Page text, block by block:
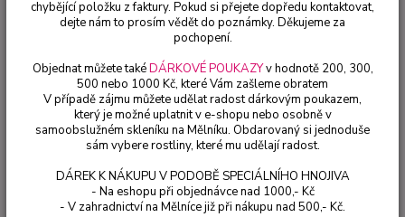
Souhlas se zpracováním osobních
údajů pro účely diskuzních
příspěvků a komentářů
Udělujete tímto souhlas ……………..., se sídlem ………………, IČ
………………., zapsaná u ………………… , oddíl …, vložka …..(dále jen
„Správce“ ), aby ve smyslu nařízení Evropského parlamentu
a Rady (EU) č. 2016/679 o ochraně fyzických osob v
souvislosti se zpracováním osobních údajů a o volném
pohybu těchto údajů a o zrušení směrnice 95/46/ES (obecné
chybějící položku z faktury. Pokud si přejete dopředu kontaktovat,
dejte nám to prosím vědět do poznámky. Děkujeme za
pochopení.
Objednat můžete takéDÁRKOVÉ POUKAZYv hodnotě 200, 300,
500 nebo 1000 Kč, které Vám zašleme obratem
V případě zájmu můžete udělat radost dárkovým poukazem,
který je možné uplatnit v e-shopu nebo osobně v
samoobslužném skleníku na Mělníku. Obdarovaný si jednoduše
sám vybere rostliny, které mu udělají radost.
DÁREK K NÁKUPU V PODOBĚ SPECIÁLNÍHO HNOJIVA
- Na eshopu při objednávce nad 1000,- Kč
- V zahradnictví na Mělníce již při nákupu nad 500,- Kč.